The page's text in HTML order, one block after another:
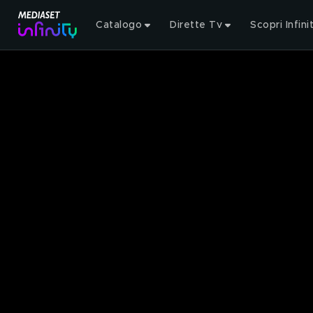
Catalogo Dirette Tv Scopri